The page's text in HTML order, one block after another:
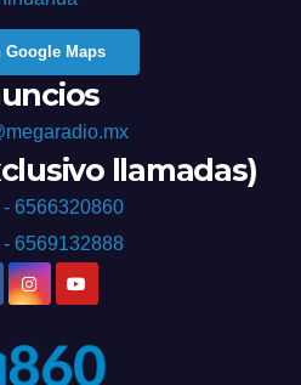
Google Maps
llamadas)
- 6566320860
- 6569132888